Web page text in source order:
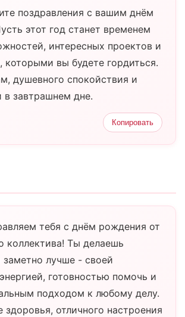
поздравления с вашим днём
этот год станет временем
интересных проектов и
которыми вы будете гордиться.
душевного спокойствия и
в завтрашнем дне.
Копировать
тебя с днём рождения от
коллектива! Ты делаешь
заметно лучше - своей
готовностью помочь и
подходом к любому делу.
отличного настроения